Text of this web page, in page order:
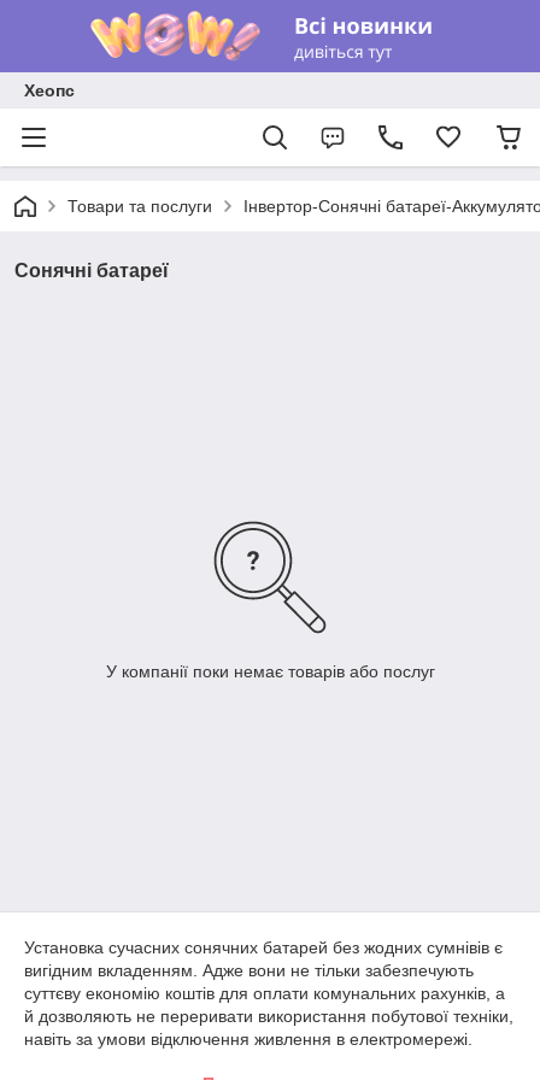
Хеопс
Товари та послуги Інвертор-Сонячні батареї-
Сонячні батареї
У компанії поки немає товарів або послуг
Установка сучасних сонячних батарей без жодних сумнівів є
вигідним вкладенням. Адже вони не тільки забезпечують
суттєву економію коштів для оплати комунальних рахунків, а
й дозволяють не переривати використання побутової техніки,
навіть за умови відключення живлення в електромережі.